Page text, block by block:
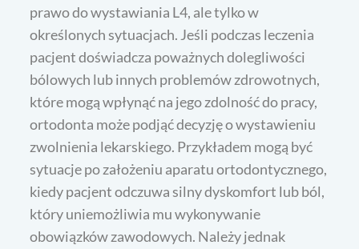
prawo do wystawiania L4, ale tylko w
określonych sytuacjach. Jeśli podczas leczenia
pacjent doświadcza poważnych dolegliwości
bólowych lub innych problemów zdrowotnych,
które mogą wpłynąć na jego zdolność do pracy,
ortodonta może podjąć decyzję o wystawieniu
zwolnienia lekarskiego. Przykładem mogą być
sytuacje po założeniu aparatu ortodontycznego,
kiedy pacjent odczuwa silny dyskomfort lub ból,
który uniemożliwia mu wykonywanie
obowiązków zawodowych. Należy jednak